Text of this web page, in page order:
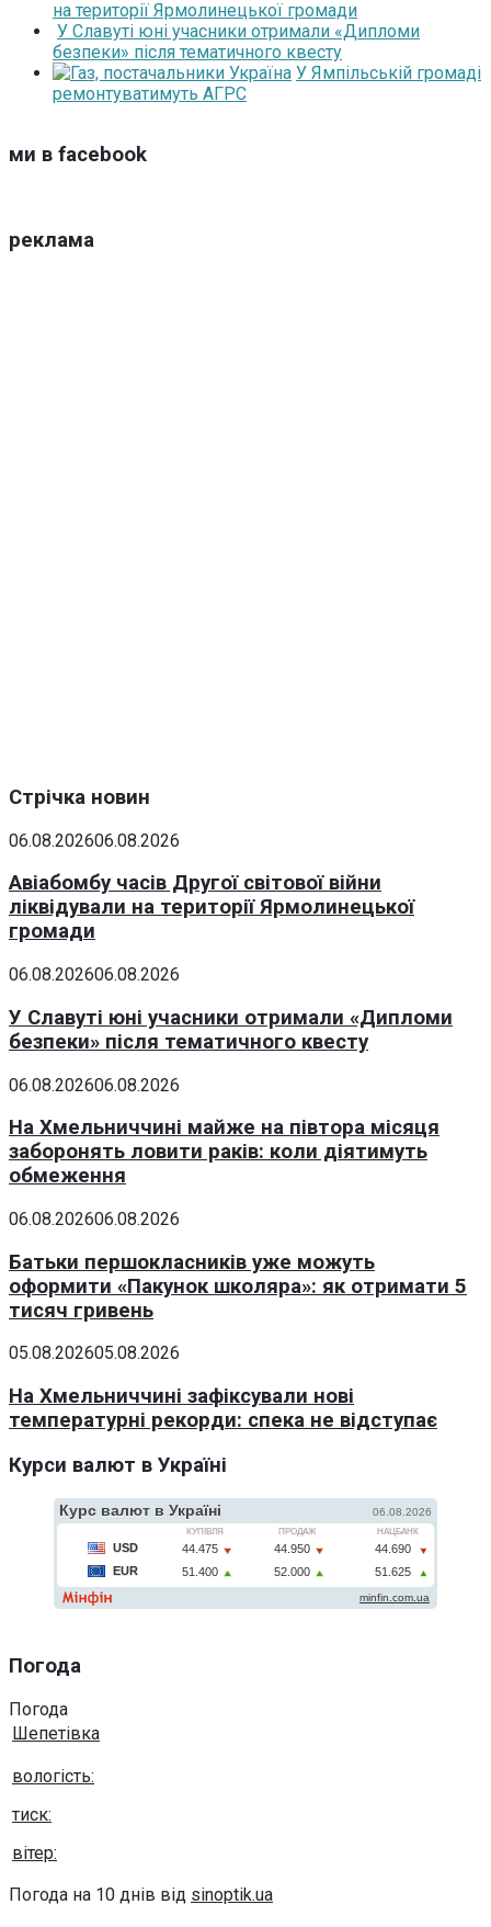
на території Ярмолинецької громади
У Славуті юні учасники отримали «Дипломи
безпеки» після тематичного квесту
У Ямпільській громаді
ремонтуватимуть АГРС
ми в facebook
реклама
Стрічка новин
06.08.202606.08.2026
Авіабомбу часів Другої світової війни
ліквідували на території Ярмолинецької
громади
06.08.202606.08.2026
У Славуті юні учасники отримали «Дипломи
безпеки» після тематичного квесту
06.08.202606.08.2026
На Хмельниччині майже на півтора місяця
заборонять ловити раків: коли діятимуть
обмеження
06.08.202606.08.2026
Батьки першокласників уже можуть
оформити «Пакунок школяра»: як отримати 5
тисяч гривень
05.08.202605.08.2026
На Хмельниччині зафіксували нові
температурні рекорди: спека не відступає
Курси валют в Україні
Погода
Погода
Шепетівка
вологість:
тиск:
вітер:
Погода на 10 днів від sinoptik.ua